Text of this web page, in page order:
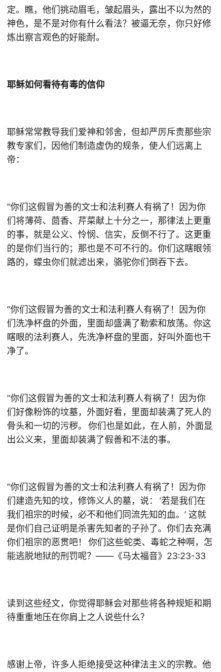
定。瞧，他们挑动眉毛，皱起眉头，露出不以为然的
神色，是不是对你有什么看法？被逼无奈，你只好修
炼出察言观色的好能耐。
耶稣如何看待有毒的信仰
耶稣常常教导我们爱神和邻舍，但却严厉斥责那些宗
教专家们，因他们制造虚伪的规条，使人们远离上
帝：
“你们这假冒为善的文士和法利赛人有祸了！因为你
们将薄荷、茴香、芹菜献上十分之一，那律法上更重
的事，就是公义、怜悯、信实，反倒不行了。这更重
的是你们当行的；那也是不可不行的。你们这瞎眼领
路的，蠓虫你们就滤出来，骆驼你们倒吞下去。
“你们这假冒为善的文士和法利赛人有祸了！因为你
们洗净杯盘的外面，里面却盛满了勒索和放荡。你这
瞎眼的法利赛人，先洗净杯盘的里面，好叫外面也干
净了。
“你们这假冒为善的文士和法利赛人有祸了！因为你
们好像粉饰的坟墓，外面好看，里面却装满了死人的
骨头和一切的污秽。 你们也是如此，在人前，外面显
出公义来，里面却装满了假善和不法的事。
“你们这假冒为善的文士和法利赛人有祸了！因为你
们建造先知的坟，修饰义人的墓，说： ‘若是我们在
我们祖宗的时候，必不和他们同流先知的血。’ 这就
是你们自己证明是杀害先知者的子孙了。你们去充满
你们祖宗的恶贯吧！ 你们这些蛇类、毒蛇之种啊，怎
能逃脱地狱的刑罚呢？——《马太福音》23:23-33
读到这些经文，你觉得耶稣会对那些将各种规矩和期
待重重地压在你肩上之人说些什么？
感谢上帝，许多人拒绝接受这种律法主义的宗教。他